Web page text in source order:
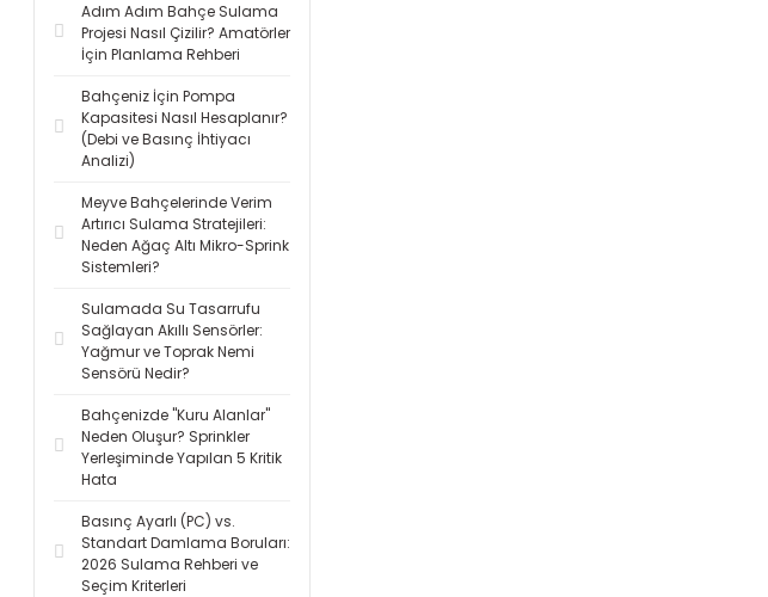
Adım Adım Bahçe Sulama
Projesi Nasıl Çizilir? Amatörler
İçin Planlama Rehberi
Bahçeniz İçin Pompa
Kapasitesi Nasıl Hesaplanır?
(Debi ve Basınç İhtiyacı
Analizi)
Meyve Bahçelerinde Verim
Artırıcı Sulama Stratejileri:
Neden Ağaç Altı Mikro-Sprink
Sistemleri?
Sulamada Su Tasarrufu
Sağlayan Akıllı Sensörler:
Yağmur ve Toprak Nemi
Sensörü Nedir?
Bahçenizde "Kuru Alanlar"
Neden Oluşur? Sprinkler
Yerleşiminde Yapılan 5 Kritik
Hata
Basınç Ayarlı (PC) vs.
Standart Damlama Boruları:
2026 Sulama Rehberi ve
Seçim Kriterleri